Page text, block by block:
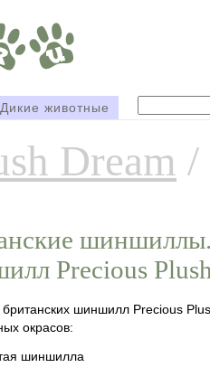
Дикие животные
Dream /
Precious
шиншилл Precious
окрасов:
шиншилла